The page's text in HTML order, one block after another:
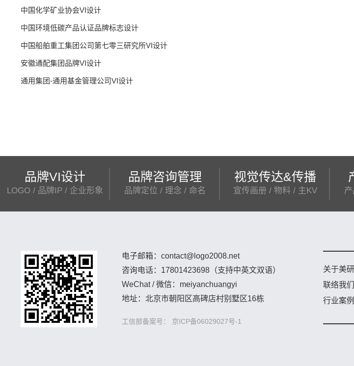
中国化学矿业协会VI设计
中国环境低碳产品认证品牌标志设计
中国船舶重工集团公司第七零三研究所VI设计
安徽通配集团品牌VI设计
通用集团-通用基金管理公司VI设计
品牌VI设计
LOGO / 品牌IP / 企业形象
品牌咨询管理
品牌定位 / 理念 / 命名
视觉传达&传播
宣传画册 / 物料 / 主KV
电子邮箱：contact@logo2008.net
咨询电话：17801423698（支持中英文双语）
WeChat / 微信：meiyanchuangyi
地址：北京市朝阳区高碑店村别墅区16栋
工信部备案号： 京ICP备06029027号-1
关于美研
联络我们
行业案例